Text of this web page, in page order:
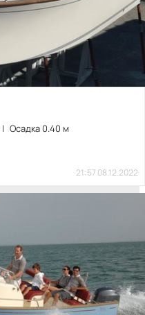
Осадка 0.40 м
21:57 08.12.2022